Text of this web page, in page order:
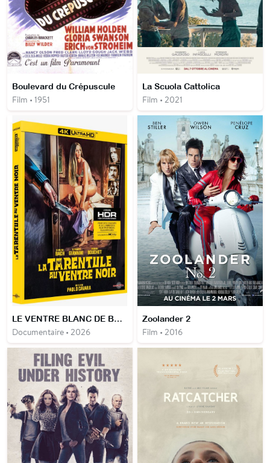
Boulevard du Crépuscule
Film • 1951
La Scuola Cattolica
Film • 2021
LE VENTRE BLANC DE BARBARA
Documentaire • 2026
Zoolander 2
Film • 2016